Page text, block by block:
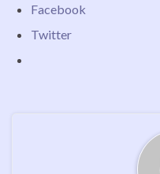
Facebook
Twitter